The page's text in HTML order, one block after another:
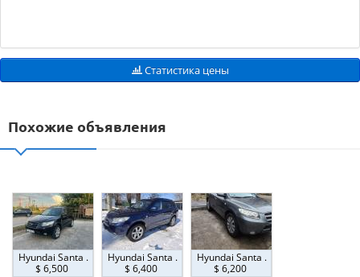
Статистика цены
Похожие объявления
Hyundai Santa .
$ 6,500
Hyundai Santa .
$ 6,400
Hyundai Santa .
$ 6,200